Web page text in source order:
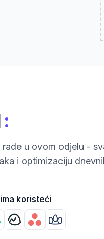
:
u ovom odjelu -
i optimizaciju
koristeći